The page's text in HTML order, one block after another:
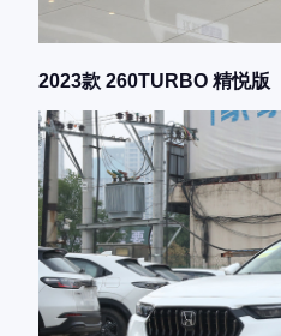
2023款 260TURBO 精悦版